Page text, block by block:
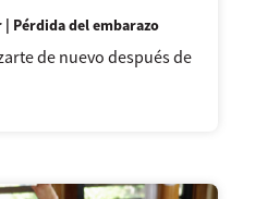
Pérdida del embarazo
de nuevo después de